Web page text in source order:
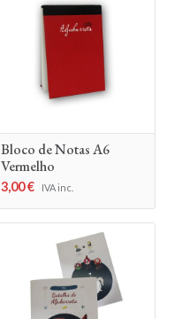
Bloco de Notas A6
Vermelho
3,00€ IVA inc.